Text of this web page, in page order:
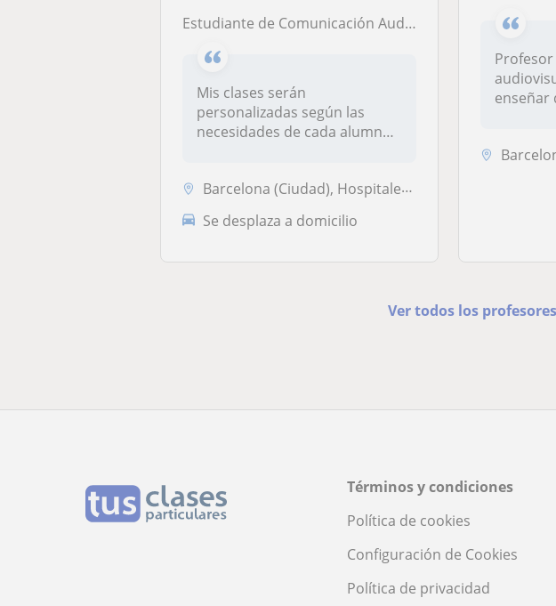
Estudiante de Comunicación Audiovisual. Tengo experiencia cuidando niños y me gusta enseñar de manera creativa. (;
Mis clases serán
personalizadas según las
necesidades de cada alumno,
Barcelona (Ciudad), Hospitalet de Llobregat
Se desplaza a domicilio
enseñar
Ver todos los
Términos y condiciones
Política de cookies
Configuración de Cookies
Política de privacidad